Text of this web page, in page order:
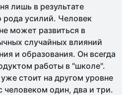
лишь в результате
рода усилий. Человек
может развиться в
случайных влияний
и образования. Он всегда
работы в "школе".
стоит на другом уровне
человеком один, два и три.